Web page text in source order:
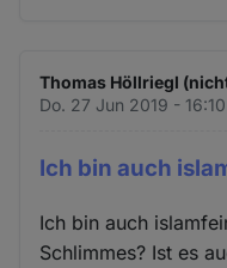
Thomas Höllriegl
Do. 27 Jun 2019 - 16:10
Ich bin auch
Ich bin auch
Schlimmes? Ist es